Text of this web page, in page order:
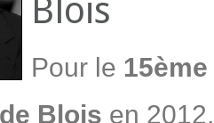
Blois
Pour le 15ème
Blois en